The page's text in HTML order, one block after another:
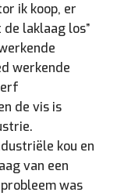
ik koop, er
laklaag los”
werkende
de vis is
kou en
van een
was